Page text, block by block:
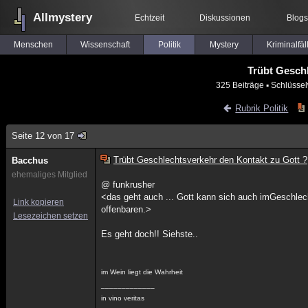
Allmystery Echtzeit Diskussionen Blogs
Menschen Wissenschaft Politik Mystery
Trübt
325 Beiträge ▪
Rubrik Politik
Seite 12 von 17
Bacchus
ehemaliges Mitglied
Link kopieren
Lesezeichen setzen
Trübt Geschlechtsverkehr den Kontakt zu Gott ?
@ funkrusher
<das geht auch ... Gott kann sich auch
offenbaren.>
Es geht doch!! Siehste..
im Wein liegt die Wahrheit
in vino veritas